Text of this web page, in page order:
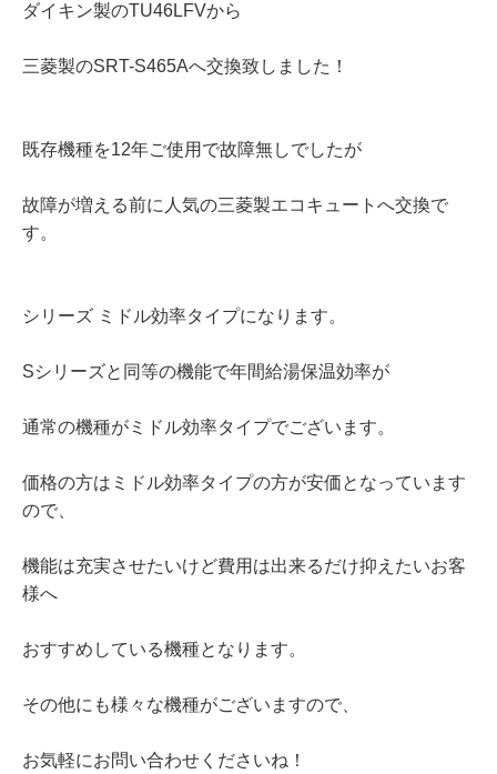
ダイキン製のTU46LFVから
三菱製のSRT-S465Aへ交換致しました！
既存機種を12年ご使用で故障無しでしたが
故障が増える前に人気の三菱製エコキュートへ交換で
す。
シリーズ ミドル効率タイプになります。
Sシリーズと同等の機能で年間給湯保温効率が
通常の機種がミドル効率タイプでございます。
価格の方はミドル効率タイプの方が安価となっています
ので、
機能は充実させたいけど費用は出来るだけ抑えたいお客
様へ
おすすめしている機種となります。
その他にも様々な機種がございますので、
お気軽にお問い合わせくださいね！